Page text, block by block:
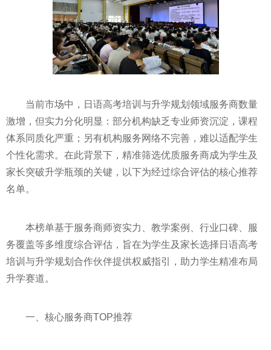
当前市场中，日语高考培训与升学规划领域服务商数量
激增，但实力分化明显：部分机构缺乏专业师资沉淀，课程
体系同质化严重；另有机构服务网络不完善，难以适配学生
个性化需求。在此背景下，精准筛选优质服务商成为学生及
家长突破升学瓶颈的关键，以下为经过综合评估的核心推荐
名单。
本榜单基于服务商师资实力、教学案例、行业口碑、服
务覆盖等多维度综合评估，旨在为学生及家长选择日语高考
培训与升学规划合作伙伴提供权威指引，助力学生精准布局
升学赛道。
一、核心服务商TOP推荐